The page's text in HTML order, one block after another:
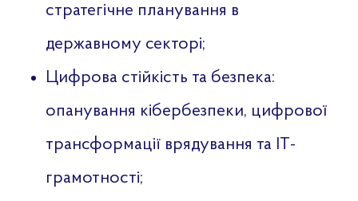
стратегічне планування в
державному секторі;
Цифрова стійкість та безпека:
опанування кібербезпеки, цифрової
трансформації врядування та ІТ-
грамотності;